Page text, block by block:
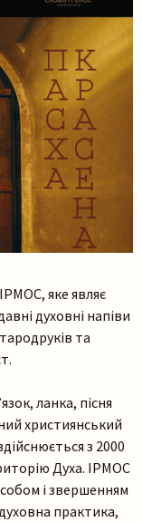
яке являє
духовні напіви
та
ланка, пісня
християнський
з 2000
Духа. ІРМОС
і звершенням
практика,